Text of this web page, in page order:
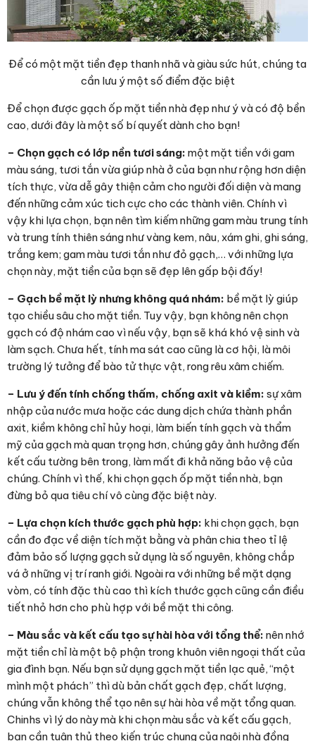
Để có một mặt tiền đẹp thanh nhã và giàu sức hút, chúng ta
cần lưu ý một số điểm đặc biệt
Để chọn được gạch ốp mặt tiền nhà đẹp như ý và có độ bền
cao, dưới đây là một số bí quyết dành cho bạn!
– Chọn gạch có lớp nền tươi sáng: một mặt tiền với gam
màu sáng, tươi tắn vừa giúp nhà ở của bạn như rộng hơn diện
tích thực, vừa dễ gây thiện cảm cho người đối diện và mang
đến những cảm xúc tich cực cho các thành viên. Chính vì
vậy khi lựa chọn, bạn nên tìm kiếm những gam màu trung tính
và trung tính thiên sáng như vàng kem, nâu, xám ghi, ghi sáng,
trắng kem; gam màu tươi tắn như đỏ gạch,… với những lựa
chọn này, mặt tiền của bạn sẽ đẹp lên gấp bội đấy!
– Gạch bề mặt lỳ nhưng không quá nhám: bề mặt lỳ giúp
tạo chiều sâu cho mặt tiền. Tuy vậy, bạn không nên chọn
gạch có độ nhám cao vì nếu vậy, bạn sẽ khá khó vệ sinh và
làm sạch. Chưa hết, tính ma sát cao cũng là cơ hội, là môi
trường lý tưởng để bào tử thực vật, rong rêu xâm chiếm.
– Lưu ý đến tính chống thấm, chống axit và kiềm: sự xâm
nhập của nước mưa hoặc các dung dịch chứa thành phần
axit, kiềm không chỉ hủy hoại, làm biến tính gạch và thẩm
mỹ của gạch mà quan trọng hơn, chúng gây ảnh hưởng đến
kết cấu tường bên trong, làm mất đi khả năng bảo vệ của
chúng. Chính vì thế, khi chọn gạch ốp mặt tiền nhà, bạn
đừng bỏ qua tiêu chí vô cùng đặc biệt này.
– Lựa chọn kích thước gạch phù hợp: khi chọn gạch, bạn
cần đo đạc về diện tích mặt bằng và phân chia theo tỉ lệ
đảm bảo số lượng gạch sử dụng là số nguyên, không chắp
vá ở những vị trí ranh giới. Ngoài ra với những bề mặt dạng
vòm, có tính đặc thù cao thì kích thước gạch cũng cần điều
tiết nhỏ hơn cho phù hợp với bề mặt thi công.
– Màu sắc và kết cấu tạo sự hài hòa với tổng thể: nên nhớ
mặt tiền chỉ là một bộ phận trong khuôn viên ngoại thất của
gia đình bạn. Nếu bạn sử dụng gạch mặt tiền lạc quẻ, “một
mình một phách” thì dù bản chất gạch đẹp, chất lượng,
chúng vẫn không thể tạo nên sự hài hòa về mặt tổng quan.
Chinhs vì lý do này mà khi chọn màu sắc và kết cấu gạch,
bạn cần tuân thủ theo kiến trúc chung của ngôi nhà đồng